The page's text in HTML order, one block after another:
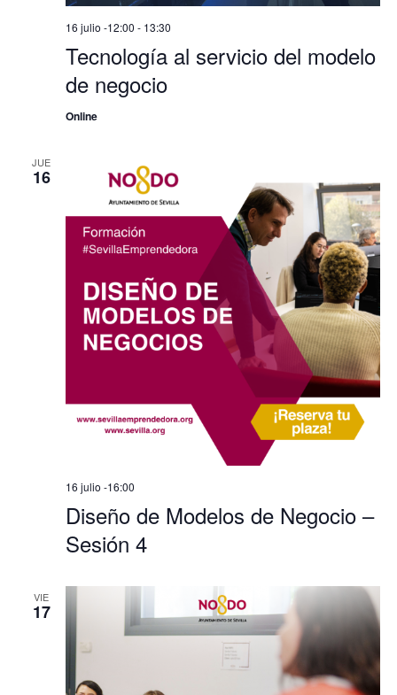
Tecnología al servicio del modelo
de negocio
16 julio -12:00 - 13:30
Online
JUE
16
Diseño de Modelos de Negocio –
Sesión 4
16 julio -16:00
VIE
17